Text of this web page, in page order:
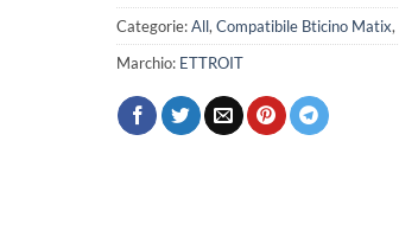
Categorie:All, Compatibile Bticino Matix,
Marchio: ETTROIT